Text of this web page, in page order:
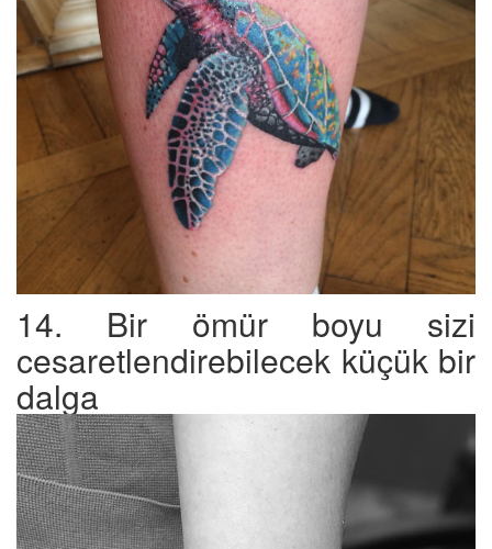
14. Bir ömür boyu sizi
cesaretlendirebilecek küçük bir
dalga